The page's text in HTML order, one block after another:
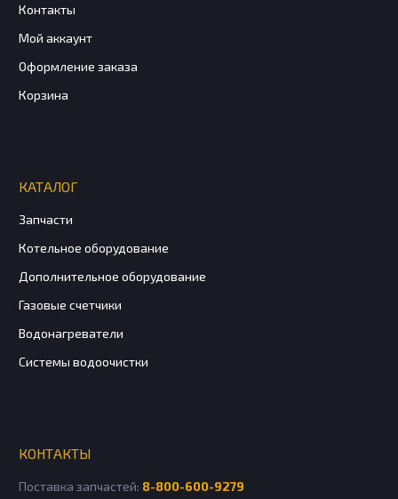
Контакты
Мой аккаунт
Оформление заказа
Корзина
КАТАЛОГ
Запчасти
Котельное оборудование
Дополнительное оборудование
Газовые счетчики
Водонагреватели
Системы водоочистки
КОНТАКТЫ
Поставка запчастей: 8-800-600-9279